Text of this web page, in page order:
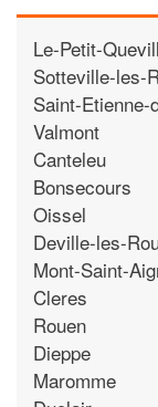
Le-Petit-
Sotteville-les-
Saint-Etienne-
Valmont
Canteleu
Bonsecours
Oissel
Deville-les-
Mont-Saint-
Cleres
Rouen
Dieppe
Maromme